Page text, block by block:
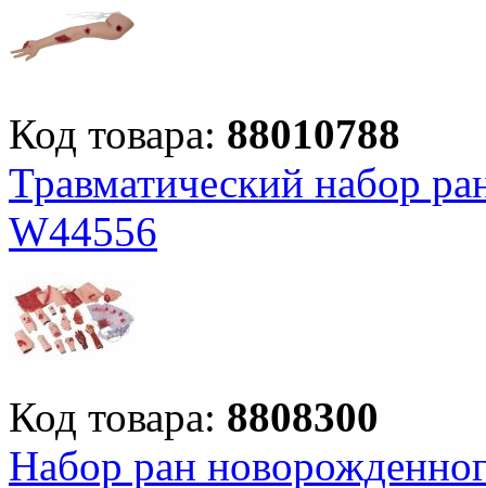
Код товара: 88010788
Травматический набор
W44556
Код товара: 8808300
Набор ран